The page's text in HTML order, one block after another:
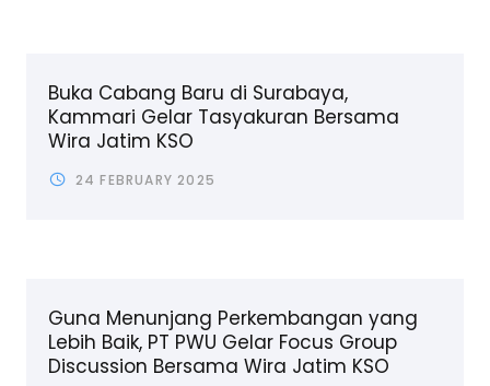
Buka Cabang Baru di Surabaya,
Kammari Gelar Tasyakuran Bersama
Wira Jatim KSO
24 FEBRUARY 2025
Guna Menunjang Perkembangan yang
Lebih Baik, PT PWU Gelar Focus Group
Discussion Bersama Wira Jatim KSO